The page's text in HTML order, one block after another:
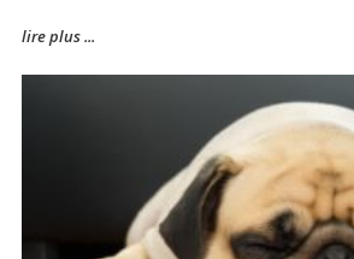
lire plus ...